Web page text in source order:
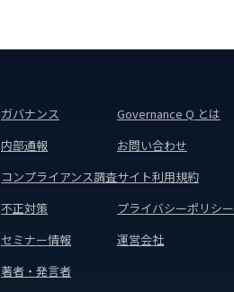
ガバナンス
内部通報
コンプライアンス調査
不正対策
セミナー情報
著者・発言者
Governance Q とは
お問い合わせ
サイト利用規約
プライバシーポリシー
運営会社